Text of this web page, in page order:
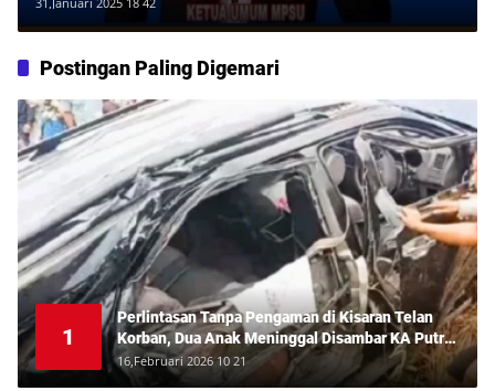
Postingan Paling Digemari
1
Perlintasan Tanpa Pengaman di Kisaran Telan
Korban, Dua Anak Meninggal Disambar KA Putri
Deli
16,Februari 2026 10 21